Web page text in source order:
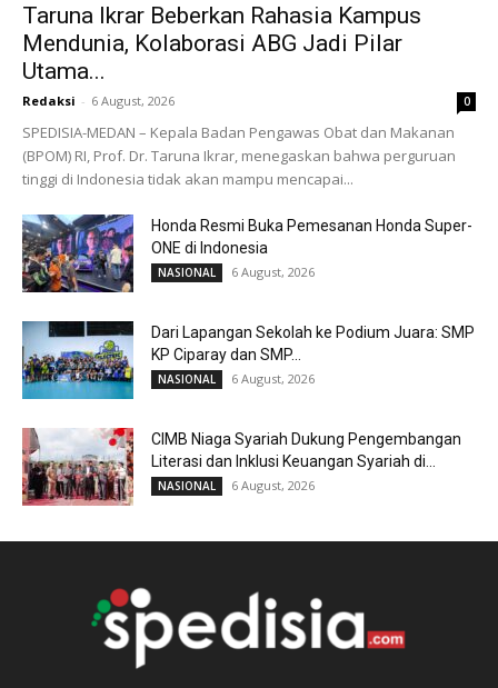
Taruna Ikrar Beberkan Rahasia Kampus
Mendunia, Kolaborasi ABG Jadi Pilar
Utama...
Redaksi - 6 August, 2026 0
SPEDISIA-MEDAN – Kepala Badan Pengawas Obat dan Makanan
(BPOM) RI, Prof. Dr. Taruna Ikrar, menegaskan bahwa perguruan
tinggi di Indonesia tidak akan mampu mencapai...
Honda Resmi Buka Pemesanan Honda Super-
ONE di Indonesia
NASIONAL 6 August, 2026
Dari Lapangan Sekolah ke Podium Juara: SMP
KP Ciparay dan SMP...
NASIONAL 6 August, 2026
CIMB Niaga Syariah Dukung Pengembangan
Literasi dan Inklusi Keuangan Syariah di...
NASIONAL 6 August, 2026